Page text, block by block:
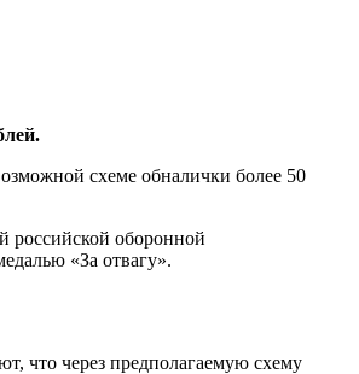
схеме обналички более 50
российской оборонной
«За отвагу».
что через предполагаемую схему